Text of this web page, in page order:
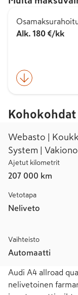
Alk. 180 €/kk
Kohokohdat
Webasto |
System |
Ajetut kilometrit
207 000 km
Vetotapa
Neliveto
Vaihteisto
Automaatti
Audi A4 allroad
nelivetoinen